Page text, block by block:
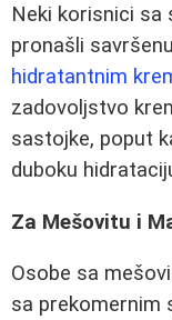
Neki korisnici sa
pronašli
hidratantnim
zadovoljstvo
sastojke, poput
duboku
Za Mešovitu i
Osobe sa
sa prekomernim